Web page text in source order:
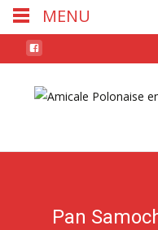
MENU